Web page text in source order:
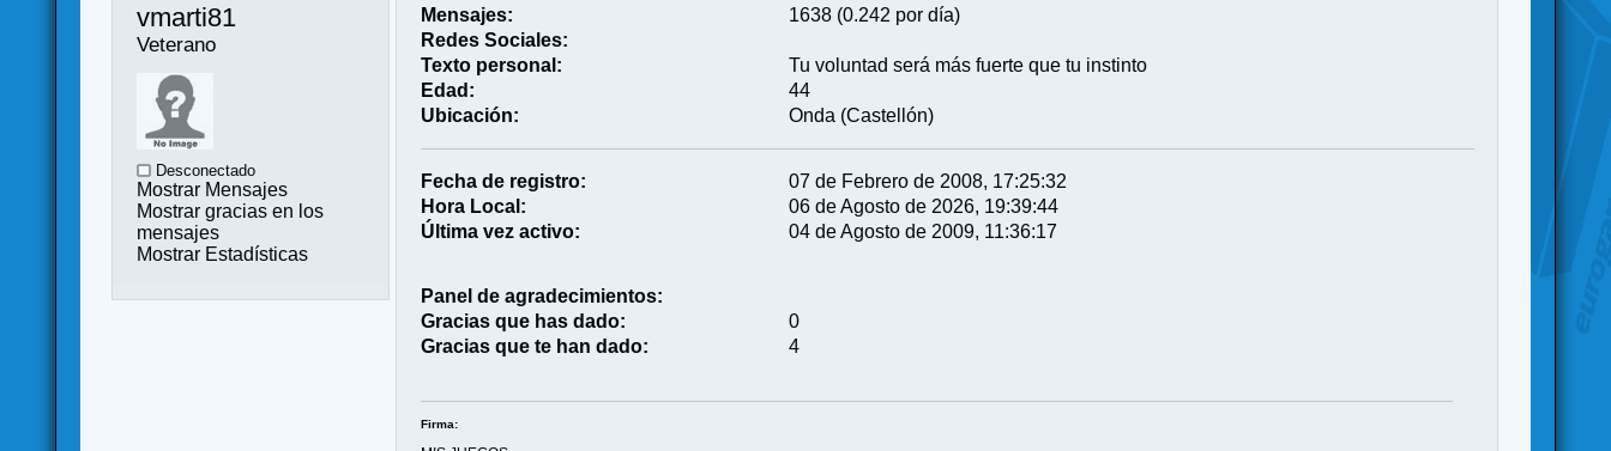
vmarti81
Veterano
Desconectado
Mostrar Mensajes
Mostrar gracias en los
mensajes
Mostrar Estadísticas
Mensajes:
1638 (0.242 por día)
Redes Sociales:
Texto personal:
Tu voluntad será más fuerte que tu instinto
Edad:
44
Ubicación:
Onda (Castellón)
Fecha de registro:
07 de Febrero de 2008, 17:25:32
Hora Local:
06 de Agosto de 2026, 19:39:44
Última vez activo:
04 de Agosto de 2009, 11:36:17
Panel de agradecimientos:
Gracias que has dado:
0
Gracias que te han dado:
4
Firma: